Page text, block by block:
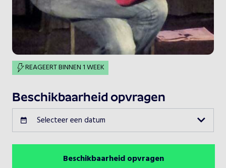
REAGEERT BINNEN 1 WEEK
Beschikbaarheid opvragen
Selecteer een datum
Vorige maand
Augustus 2026
Volgende maand
Beschikbaarheid opvragen